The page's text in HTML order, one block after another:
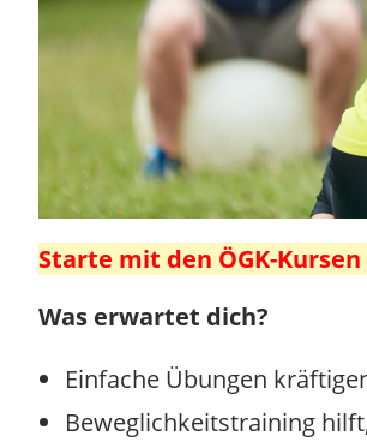
Starte mit den ÖGK-
Was erwartet dich?
Einfache Übungen
Beweglichkeitstraining